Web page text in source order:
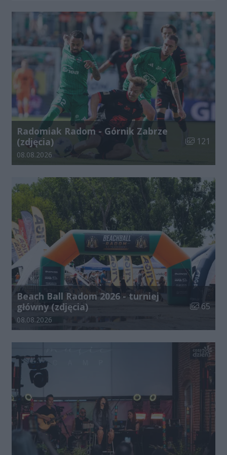
Radomiak Radom - Górnik Zabrze
(zdjęcia)
Liczba
121
Data dodania galerii:
08.08.2026
Beach Ball Radom 2026 - turniej
główny (zdjęcia)
Liczba
65
Data dodania galerii:
08.08.2026